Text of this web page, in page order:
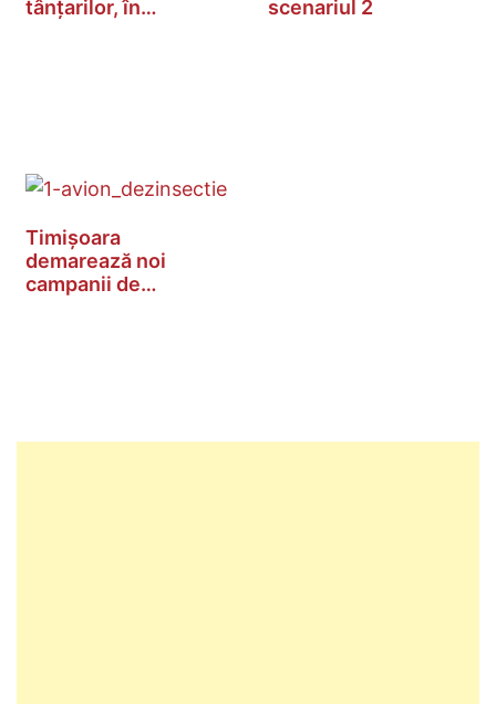
tânțarilor, în
scenariul 2
Timișoara
demarează noi
campanii de